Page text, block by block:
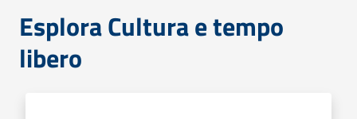
Esplora Cultura e tempo
libero